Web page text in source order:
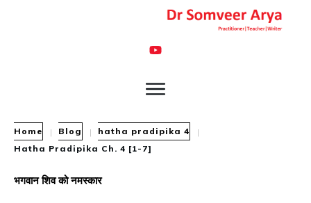
Home | Blog | hatha pradipika 4
|
Hatha Pradipika Ch. 4 [1-7]
भगवान शिव को नमस्कार